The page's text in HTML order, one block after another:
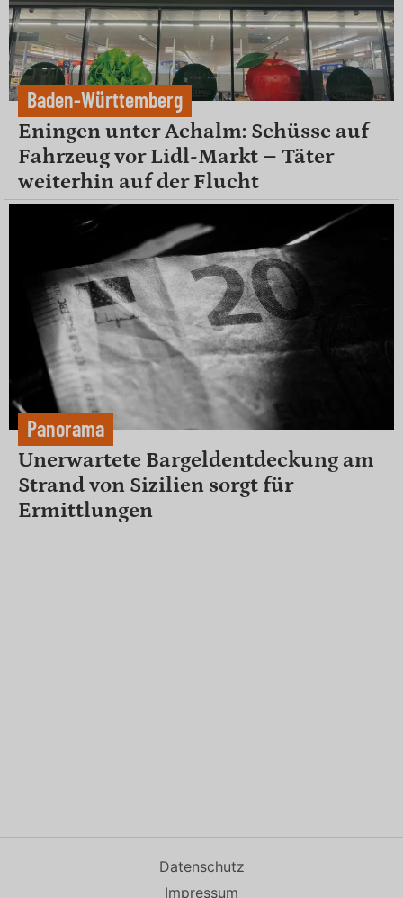
Baden-Württemberg
Eningen unter Achalm: Schüsse auf
Fahrzeug vor Lidl-Markt – Täter
weiterhin auf der Flucht
Panorama
Unerwartete Bargeldentdeckung am
Strand von Sizilien sorgt für
Ermittlungen
Datenschutz
Impressum